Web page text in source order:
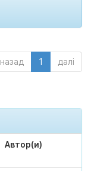
назад 1 далі
Автор(и)